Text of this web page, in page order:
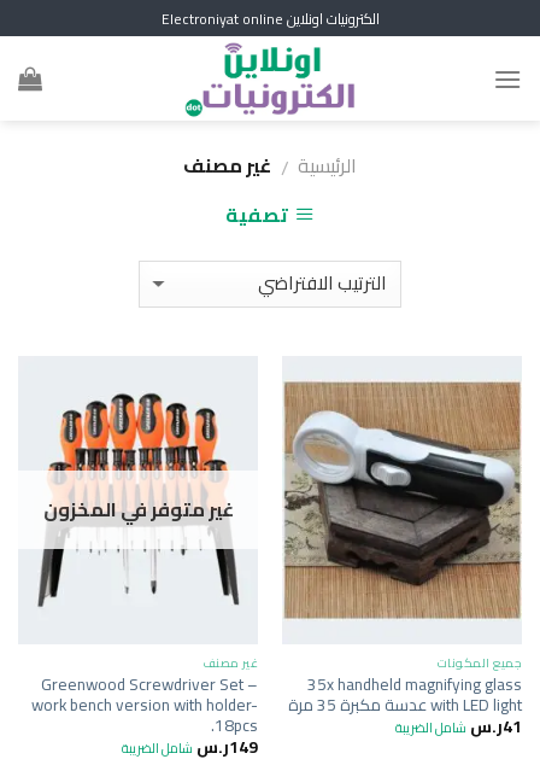
to
content
الكترونيات اونلاين Electroniyat online
الرئيسية / غير مصنف
تصفية
جميع المكونات
35x handheld magnifying glass
with LED light عدسة مكبرة 35 مرة
41ر.س شامل الضريبة
غير متوفر في المخزون
غير مصنف
Greenwood Screwdriver Set –
work bench version with holder-
18pcs.
149ر.س شامل الضريبة